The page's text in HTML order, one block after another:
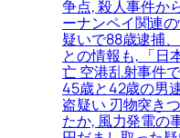
争点, 殺人事件か
ーナンペイ関連
疑いで88歳逮捕
との情報も, 「日
亡 空港乱射事件
45歳と42歳の男
盗疑い 刃物突き
たか, 風力発電の